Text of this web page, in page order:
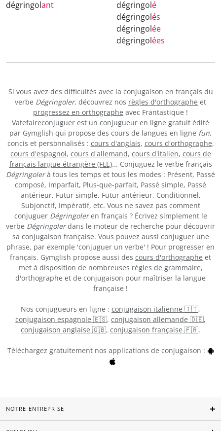
dégringolant dégringolé
dégringolés
dégringolée
dégringolées
Si vous avez des difficultés avec la conjugaison en français du
verbe Dégringoler, découvrez nos règles d'orthographe et
progressez en orthographe avec Frantastique !
Vatefaireconjuguer est un conjugueur en ligne gratuit édité
par Gymglish qui propose des cours de langues en ligne fun,
concis et personnalisés : cours d'anglais, cours d'orthographe,
cours d'espagnol, cours d'allemand, cours d'italien, cours de
français langue étrangère (FLE)... Conjuguez le verbe français
Dégringolerà tous les temps et tous les modes : Présent, Passé
composé, Imparfait, Plus-que-parfait, Passé simple, Passé
antérieur, Futur simple, Futur antérieur, Conditionnel,
Subjonctif, Impératif, etc. Vous ne savez pas comment
conjuguer Dégringoleren français ? Écrivez simplement le
verbe Dégringolerdans le moteur de recherche pour découvrir
sa conjugaison française. Vous pouvez aussi conjuguer une
phrase, par exemple 'conjuguer un verbe' ! Pour progresser en
français, Gymglish propose aussi des cours d'orthographe et
met à disposition de nombreuses règles de grammaire,
d'orthographe et de conjugaison pour maîtriser la langue
française !
Nos conjugueurs en ligne : conjugaison italienne 🇮🇹,
conjugaison espagnole 🇪🇸, conjugaison allemande 🇩🇪,
conjugaison anglaise 🇬🇧, conjugaison française 🇫🇷.
Téléchargez gratuitement nos applications de conjugaison :
NOTRE ENTREPRISE